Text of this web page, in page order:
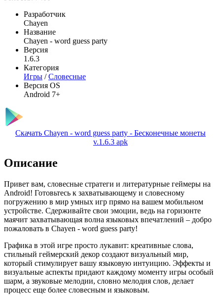
Разработчик
Chayen
Название
Chayen - word guess party
Версия
1.6.3
Категория
Игры /Словесные
Версия OS
Android 7+
Скачать Chayen - word guess party - Бесконечные монеты
v.1.6.3 apk
Описание
Привет вам, словесные стратеги и литературные геймеры на
Android! Готовьтесь к захватывающему и словесному
погружению в мир умных игр прямо на вашем мобильном
устройстве. Сдерживайте свои эмоции, ведь на горизонте
маячит захватывающая волна языковых впечатлений – добро
пожаловать в Chayen - word guess party!
Графика в этой игре просто лукавит: креативные слова,
стильный геймерский декор создают визуальный мир,
который стимулирует вашу языковую интуицию. Эффекты и
визуальные аспекты придают каждому моменту игры особый
шарм, а звуковые мелодии, словно мелодия слов, делает
процесс еще более словесным и языковым.